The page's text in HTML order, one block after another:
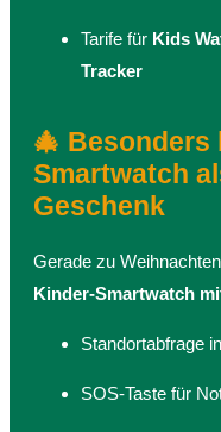
Tarife für Kids
Tracker
🎄
Smartwatch
Geschenk
Gerade zu
Kinder-Smartwatch
Standortabfrage
SOS-Taste für